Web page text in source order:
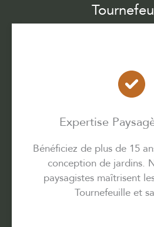
Expertise
Bénéficiez de plus de 15
conception de jardins.
paysagistes maîtrisent
Tournefeuille et